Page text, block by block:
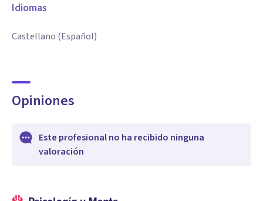
Idiomas
Castellano (Español)
Opiniones
Este profesional no ha recibido ninguna
valoración